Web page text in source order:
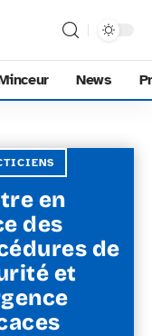
News
en
des
de
et